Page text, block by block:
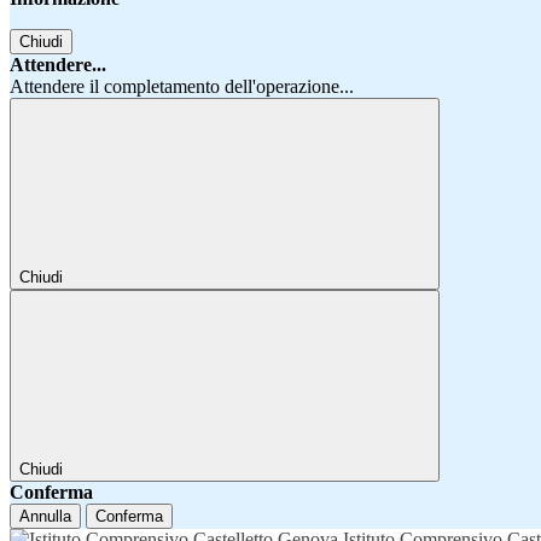
Chiudi
Attendere...
Attendere il completamento dell'operazione...
Chiudi
Chiudi
Conferma
Annulla Conferma